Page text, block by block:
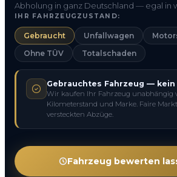
FAQ
0800 1553 5546
Kostenlos anfragen
Abholung in ganz Deutschland — egal in
IHR FAHRZEUGZUSTAND:
Gebraucht Unfallwagen
Ohne TÜV
Totalschaden
Gebrauchtes Fahrzeug —
Wir kaufen Ihr Fahrzeug unabhängig
Kilometerstand und Marke. Faire
versteckten Abzüge.
Fahrzeug bewerten